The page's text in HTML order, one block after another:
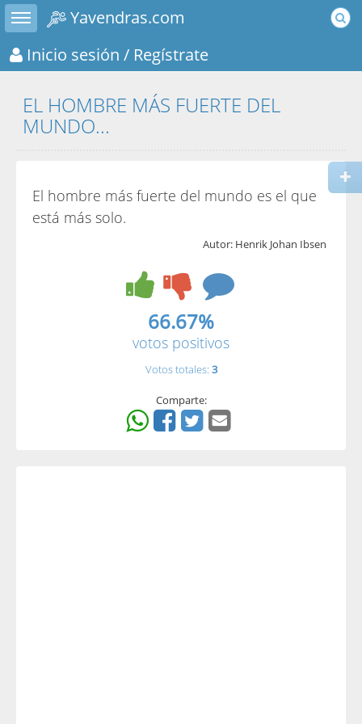
Toggle sidebar
Yavendras.com
Inicio sesión / Regístrate
EL HOMBRE MÁS FUERTE DEL
MUNDO...
El hombre más fuerte del mundo es el que
está más solo.
Autor: Henrik Johan Ibsen
66.67%
votos positivos
Votos totales: 3
Comparte: